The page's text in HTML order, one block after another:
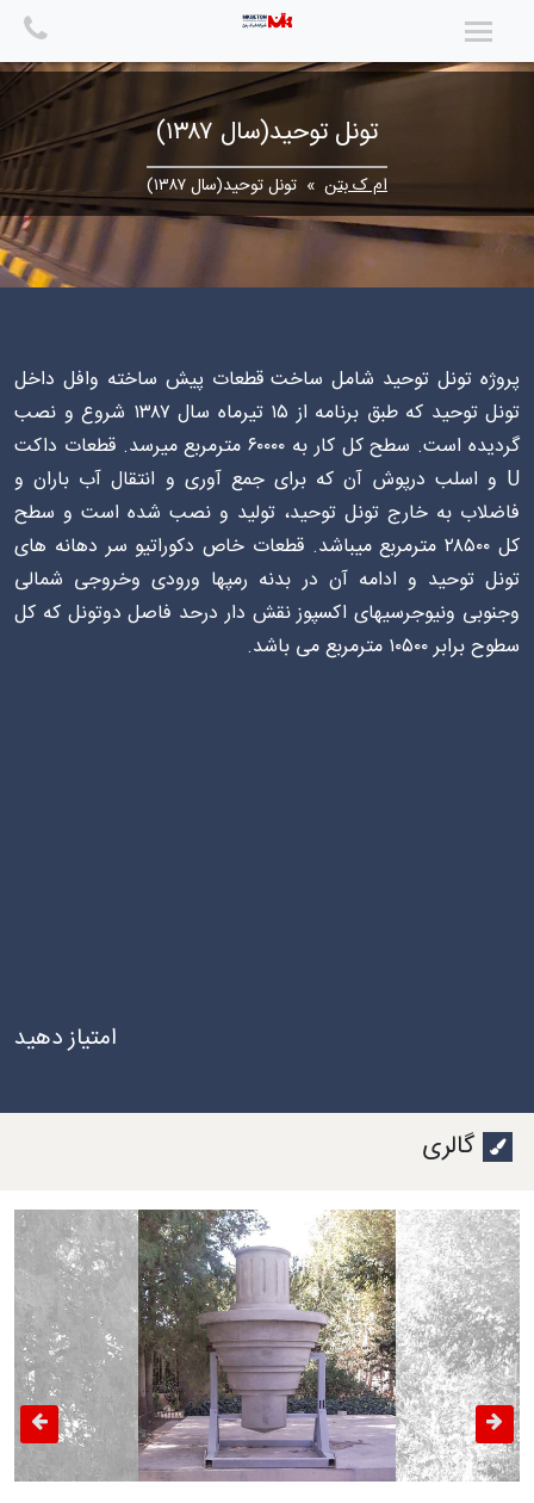
content
تونل توحید(سال ۱۳۸۷)
ام ک بتن » تونل توحید(سال ۱۳۸۷)
پروژه تونل توحید شامل ساخت قطعات پیش ساخته وافل داخل
تونل توحید که طبق برنامه از ۱۵ تیرماه سال ۱۳۸۷ شروع و نصب
گردیده است. سطح کل کار به ۶۰۰۰۰ مترمربع میرسد. قطعات داکت
U و اسلب درپوش آن که برای جمع آوری و انتقال آب باران و
فاضلاب به خارج تونل توحید، تولید و نصب شده است و سطح
کل ۲۸۵۰۰ مترمربع میباشد. قطعات خاص دکوراتیو سر دهانه های
تونل توحید و ادامه آن در بدنه رمپها ورودی وخروجی شمالی
وجنوبی ونیوجرسیهای اکسپوز نقش دار درحد فاصل دوتونل که کل
سطوح برابر ۱۰۵۰۰ مترمربع می باشد.
امتیاز دهید
گالری